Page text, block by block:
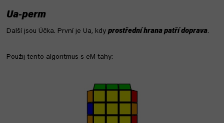
Ua-perm
Další jsou Účka. První je Ua, kdy prostřední hrana patří doprava.
Použij tento algoritmus s eM tahy: